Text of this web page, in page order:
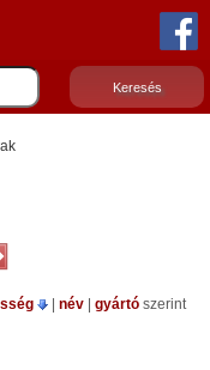
név gyártó szerint